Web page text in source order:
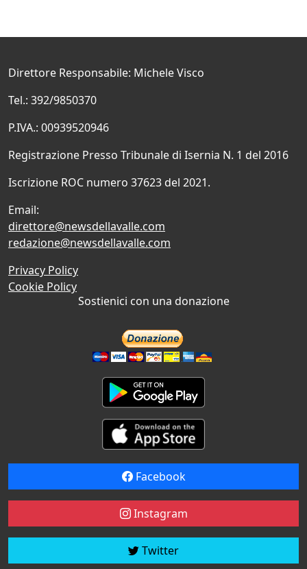
Direttore Responsabile: Michele Visco
Tel.: 392/9850370
P.IVA.: 00939520946
Registrazione Presso Tribunale di Isernia N. 1 del 2016
Iscrizione ROC numero 37623 del 2021.
Email:
direttore@newsdellavalle.com
redazione@newsdellavalle.com
Privacy Policy
Cookie Policy
Sostienici con una donazione
Facebook
Instagram
Twitter